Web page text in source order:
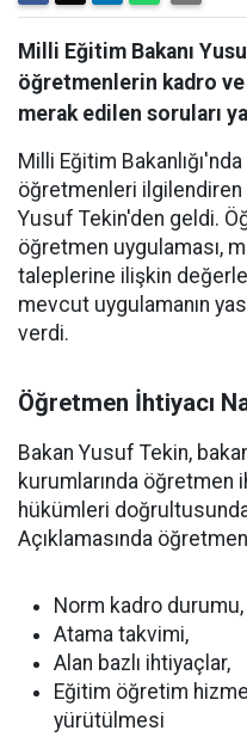
Milli Eğitim Bakanı
öğretmenlerin kadro ve
merak edilen soruları
Milli Eğitim
öğretmenleri ilgilendiren
Yusuf Tekin'den geldi.
öğretmen uygulaması,
taleplerine ilişkin
mevcut uygulamanın
verdi.
Öğretmen İhtiyacı
Bakan Yusuf Tekin,
kurumlarında öğretmen
hükümleri doğrultusunda
Açıklamasında öğretmen
Norm kadro durumu,
Atama takvimi,
Alan bazlı ihtiyaçlar,
Eğitim öğretim
yürütülmesi